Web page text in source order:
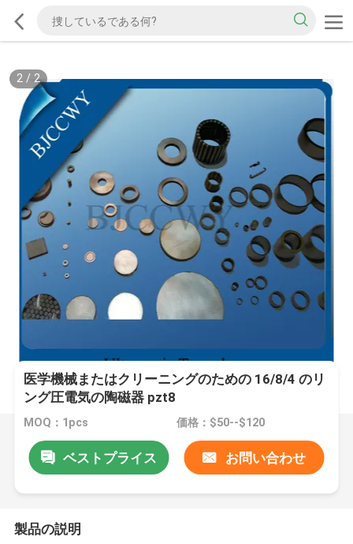
2/ 2
医学機械またはクリーニングのための 16/8/4 のリ
ング圧電気の陶磁器 pzt8
MOQ：1pcs 価格：$50--$120
ベストプライス お問い合わせ
製品の説明